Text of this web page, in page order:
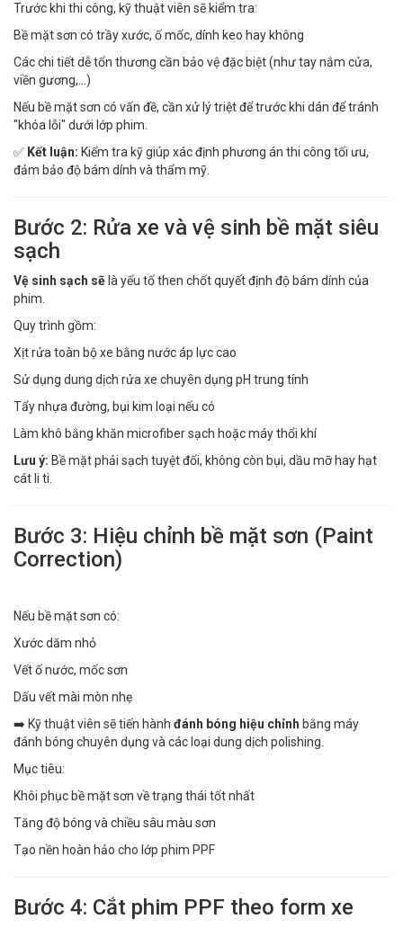
Trước khi thi công, kỹ thuật viên sẽ kiểm tra:
Bề mặt sơn có trầy xước, ố mốc, dính keo hay không
Các chi tiết dễ tổn thương cần bảo vệ đặc biệt (như tay nắm cửa,
viền gương,...)
Nếu bề mặt sơn có vấn đề, cần xử lý triệt để trước khi dán để tránh
"khóa lỗi" dưới lớp phim.
✅ Kết luận: Kiểm tra kỹ giúp xác định phương án thi công tối ưu,
đảm bảo độ bám dính và thẩm mỹ.
Bước 2: Rửa xe và vệ sinh bề mặt siêu
sạch
Vệ sinh sạch sẽlà yếu tố then chốt quyết định độ bám dính của
phim.
Quy trình gồm:
Xịt rửa toàn bộ xe bằng nước áp lực cao
Sử dụng dung dịch rửa xe chuyên dụng pH trung tính
Tẩy nhựa đường, bụi kim loại nếu có
Làm khô bằng khăn microfiber sạch hoặc máy thổi khí
Lưu ý: Bề mặt phải sạch tuyệt đối, không còn bụi, dầu mỡ hay hạt
cát li ti.
Bước 3: Hiệu chỉnh bề mặt sơn (Paint
Correction)
Nếu bề mặt sơn có:
Xước dăm nhỏ
Vết ố nước, mốc sơn
Dấu vết mài mòn nhẹ
➡️ Kỹ thuật viên sẽ tiến hành đánh bóng hiệu chỉnh bằng máy
đánh bóng chuyên dụng và các loại dung dịch polishing.
Mục tiêu:
Khôi phục bề mặt sơn về trạng thái tốt nhất
Tăng độ bóng và chiều sâu màu sơn
Tạo nền hoàn hảo cho lớp phim PPF
Bước 4: Cắt phim PPF theo form xe